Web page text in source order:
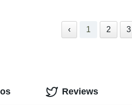
‹ 1 2 3
Reviews